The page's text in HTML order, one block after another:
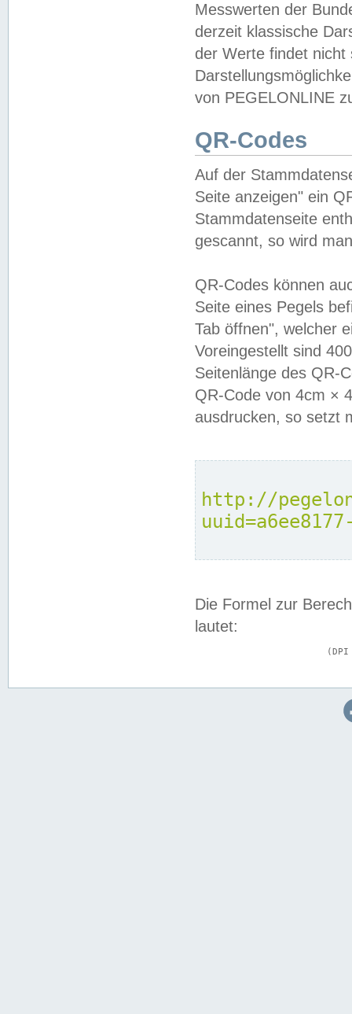
Messwerten der
derzeit klassische
der Werte findet
von PEGELONLINE
QR-Codes
Auf der
Seite anzeigen" ein
Stammdatenseite
gescannt, so wird
QR-Codes können
Seite eines Pegels
Tab öffnen", welcher
Voreingestellt sind
Seitenlänge des QR-
QR-Code von 4cm ×
ausdrucken, so setzt
http://
Die Formel zur
lautet: